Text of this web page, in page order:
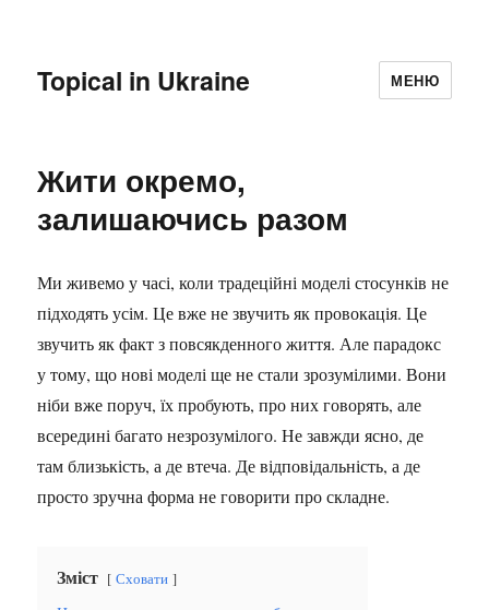
Topical in Ukraine МЕНЮ
Жити окремо,
залишаючись разом
Ми живемо у часі, коли традеційні моделі стосунків не
підходять усім. Це вже не звучить як провокація. Це
звучить як факт з повсякденного життя. Але парадокс
у тому, що нові моделі ще не стали зрозумілими. Вони
ніби вже поруч, їх пробують, про них говорять, але
всередині багато незрозумілого. Не завжди ясно, де
там близькість, а де втеча. Де відповідальність, а де
просто зручна форма не говорити про складне.
Зміст Сховати